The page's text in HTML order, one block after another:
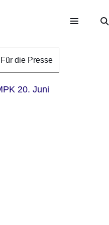
Für die Presse
20. Juni